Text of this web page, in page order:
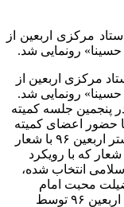
مرکزی اربعین از
مرکزی اربعین از
احب حسینا» رونمایی شد.
پنجمین جلسه کمیته
حضور اعضای كميته
فرهنگی و آموزشی اربعين برگزار شد، از پوستر اربعین ۹۶ با شعار
که با رویکرد
انتخاب شده،
محبت امام
حسین (ع) بیان شده است. پوستر شعار سال اربعین ۹۶ توسط